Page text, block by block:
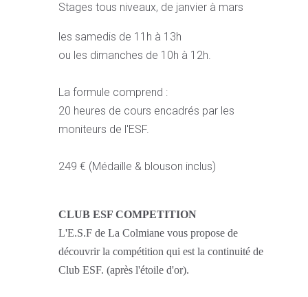
Stages tous niveaux, de janvier à mars
les samedis de 11h à 13h
ou les dimanches de 10h à 12h.
La formule comprend :
20 heures de cours encadrés par les
moniteurs de l'ESF.
249 € (Médaille & blouson inclus)
CLUB ESF COMPETITION
L'E.S.F de La Colmiane vous propose de
découvrir la compétition qui est la continuité de
Club ESF. (après l'étoile d'or).